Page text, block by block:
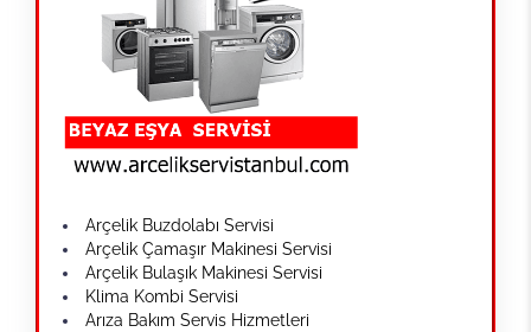
Arçelik Buzdolabı Servisi
Arçelik Çamaşır Makinesi Servisi
Arçelik Bulaşık Makinesi Servisi
Klima Kombi Servisi
Arıza Bakım Servis Hizmetleri